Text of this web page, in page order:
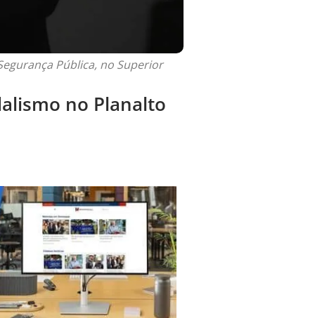
Pública, no Superior
no Planalto